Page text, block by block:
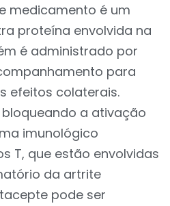
medicamento é um
proteína envolvida na
é administrado por
para
efeitos colaterais.
bloqueando a ativação
imunológico
T, que estão envolvidas
da artrite
pode ser